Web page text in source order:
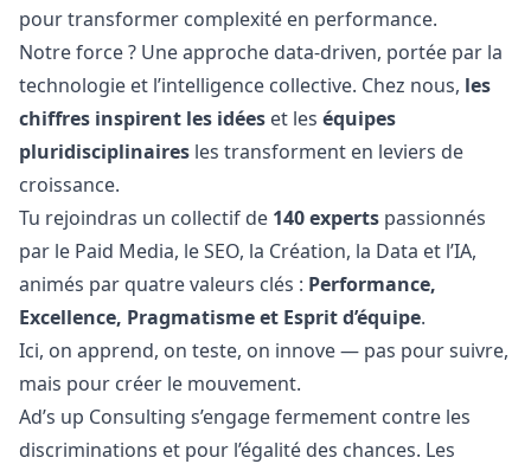
pour transformer complexité en performance.
Notre force ? Une approche data-driven, portée par la
technologie et l’intelligence collective. Chez nous, les
chiffres inspirent les idées et les équipes
pluridisciplinaires les transforment en leviers de
croissance.
Tu rejoindras un collectif de 140 experts passionnés
par le Paid Media, le SEO, la Création, la Data et l’IA,
animés par quatre valeurs clés : Performance,
Excellence, Pragmatisme et Esprit d’équipe.
Ici, on apprend, on teste, on innove — pas pour suivre,
mais pour créer le mouvement.
Ad’s up Consulting s’engage fermement contre les
discriminations et pour l’égalité des chances. Les